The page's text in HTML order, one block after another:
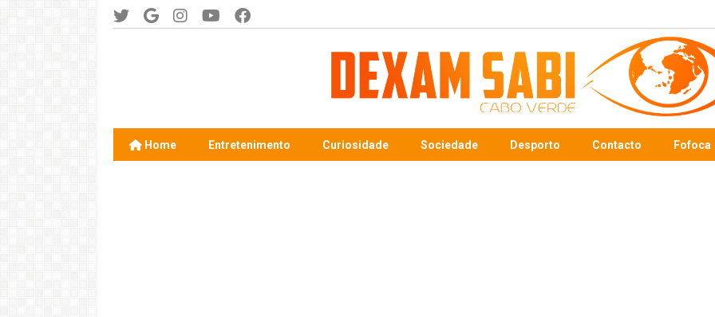
Home Entretenimento Curiosidade Sociedade Desporto Contacto Fofoca